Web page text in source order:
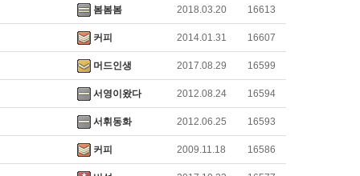
봄봄봄 2018.03.20 16613
커피 2014.01.31 16607
머드인생 2017.08.29 16599
서영이왔다 2012.08.24 16594
서휘동화 2012.06.25 16593
커피 2009.11.18 16586